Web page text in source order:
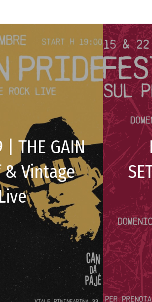
| THE GAIN
& Vintage